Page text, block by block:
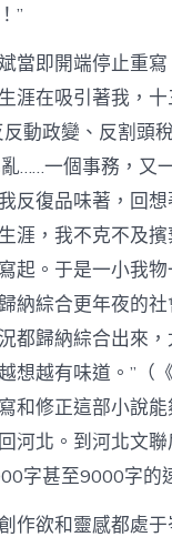
”
當即開端停止重寫
涯在吸引著我，
反動政變、反割頭
……一個事務，又
反復品味著，回
涯，我不克不及
起。于是一小我
納綜合更年夜的
都歸納綜合出來
想越有味道。”（
和修正這部小說
河北。到河北文
字甚至9000字的
作欲和靈感都處